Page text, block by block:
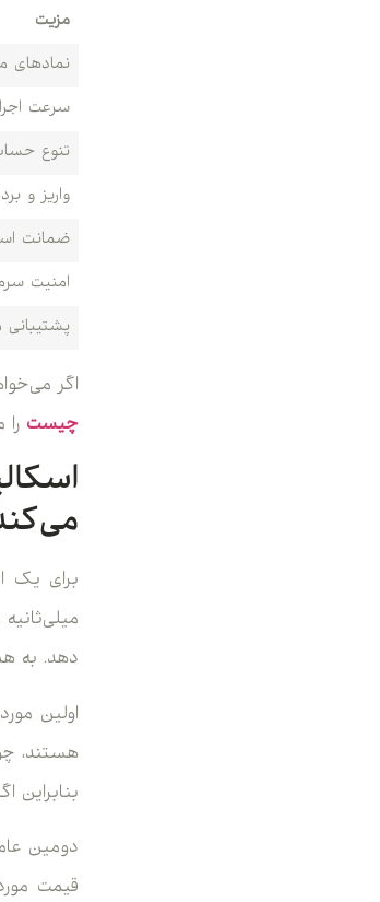
مزیت
نمادهای
سرعت
تنوع
واریز و
ضمانت
امنیت
اگر
چیست
برای یک
دهد. به
هستند،
بنابراین
دومین
قیمت